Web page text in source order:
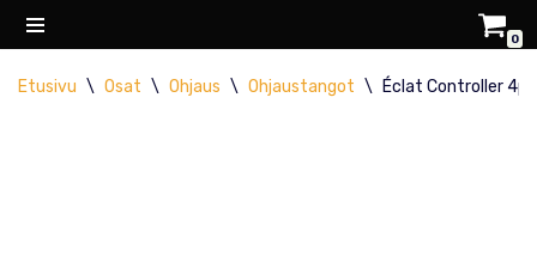
suoraan
0
Etusivu \ Osat \ Ohjaus \ Ohjaustangot \ Éclat Controller